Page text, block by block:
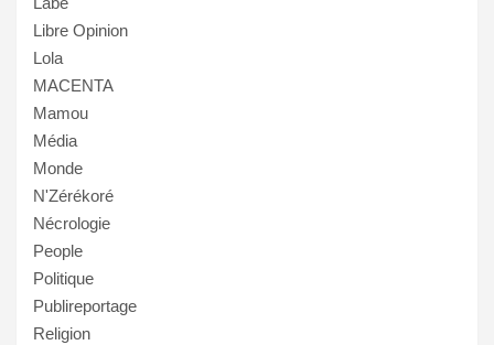
Libre Opinion
Lola
MACENTA
Mamou
Média
Monde
N'Zérékoré
Nécrologie
People
Politique
Publireportage
Religion